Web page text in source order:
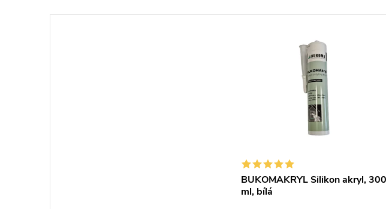
BUKOMAKRYL Silikon akryl, 300
ml, bílá